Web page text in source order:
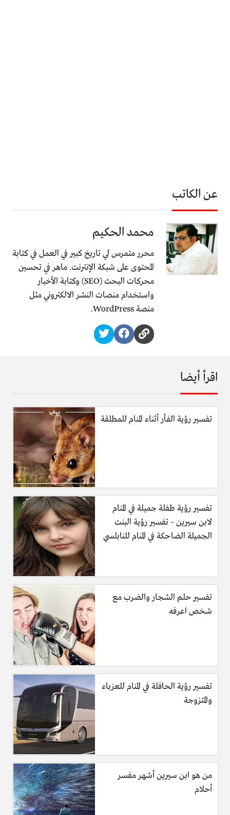
عن الكاتب
محمد الحكيم
محرر متمرس لي تاريخ كبير في العمل في كتابة
المحتوى على شبكة الإنترنت. ماهر في تحسين
محركات البحث (SEO) وكتابة الأخبار
واستخدام منصات النشر الالكتروني مثل
منصة WordPress.
اقرأ أيضا
تفسير رؤية الفأر أثناء المنام للمطلقة
تفسير رؤية طفلة جميلة في المنام
لابن سيرين – تفسير رؤية البنت
الجميلة الضاحكة في المنام للنابلسي
تفسير حلم الشجار والضرب مع
شخص اعرفه
تفسير رؤية الحافلة في المنام للعزباء
والمتزوجة
من هو ابن سيرين أشهر مفسر
أحلام